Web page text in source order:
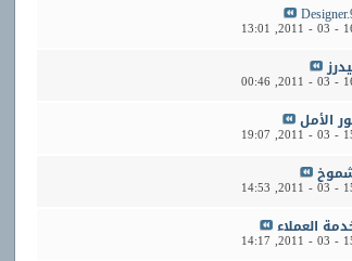
16 -
13:01
16 -
00:46
الأمل
15 -
19:07
15 -
14:53
العملاء
15 -
14:17